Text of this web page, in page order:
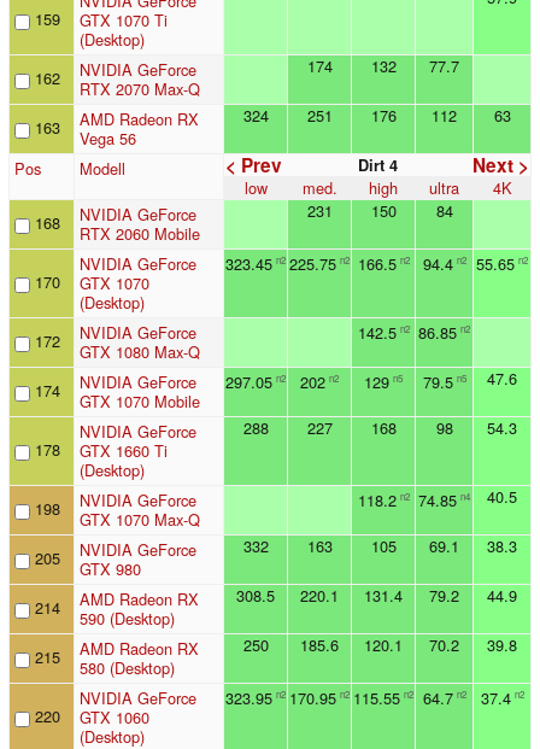
159
GTX 1070 Ti
(Desktop)
162
NVIDIA GeForce
RTX 2070 Max-Q
174 132 77.7
163
AMD Radeon RX
Vega 56
324 251 176 112 63
Pos Modell < Prev Next >
Dirt 4
low med. high ultra
4K
168
NVIDIA GeForce
RTX 2060 Mobile
231 150 84
170
NVIDIA GeForce
GTX 1070
(Desktop)
323.45 n2 225.75 n2 166.5 n2 94.4 n2 55.65 n2
172
NVIDIA GeForce
GTX 1080 Max-Q
142.5 n2 86.85 n2
174
NVIDIA GeForce
GTX 1070 Mobile
297.05 n2 202 n2 129 n5 79.5 n5 47.6
178
NVIDIA GeForce
GTX 1660 Ti
(Desktop)
288 227 168 98 54.3
198
NVIDIA GeForce
GTX 1070 Max-Q
118.2 n2 74.85 n4 40.5
205
NVIDIA GeForce
GTX 980
332 163 105 69.1 38.3
214
AMD Radeon RX
590 (Desktop)
308.5 220.1 131.4 79.2 44.9
215
AMD Radeon RX
580 (Desktop)
250 185.6 120.1 70.2 39.8
220
NVIDIA GeForce
GTX 1060
(Desktop)
323.95 n2 170.95 n2 115.55 n2 64.7 n2 37.4 n2